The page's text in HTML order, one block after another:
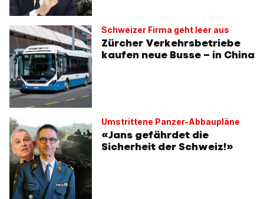
Schweizer Firma geht leer aus
Zürcher Verkehrsbetriebe
kaufen neue Busse – in China
Umstrittene Panzer-Abbaupläne
«Jans gefährdet die
Sicherheit der Schweiz!»